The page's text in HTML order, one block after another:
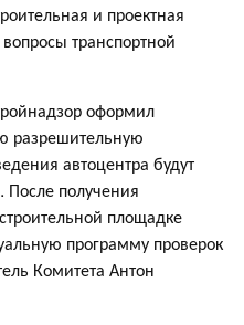
и проектная
транспортной
оформил
разрешительную
автоцентра будут
После получения
площадке
программу проверок
Комитета Антон